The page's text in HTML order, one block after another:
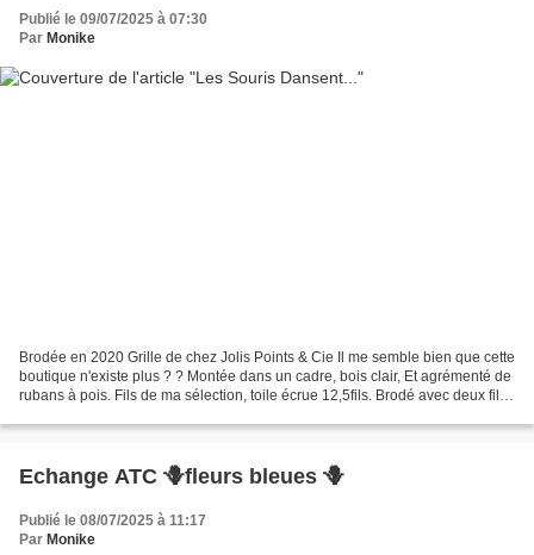
Publié le 09/07/2025 à 07:30
Par Monike
Brodée en 2020 Grille de chez Jolis Points & Cie Il me semble bien que cette
boutique n'existe plus ? ? Montée dans un cadre, bois clair, Et agrémenté de
rubans à pois. Fils de ma sélection, toile écrue 12,5fils. Brodé avec deux fils
Echange ATC 🪻fleurs bleues 🪻
Publié le 08/07/2025 à 11:17
Par Monike